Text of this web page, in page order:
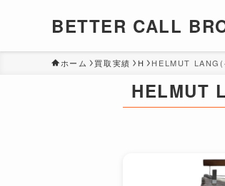
BETTER CALL
ホーム 買取実績 H HELMUT LANG(
HELMUT